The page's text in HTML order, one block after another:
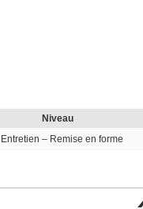
Niveau
– Remise en forme